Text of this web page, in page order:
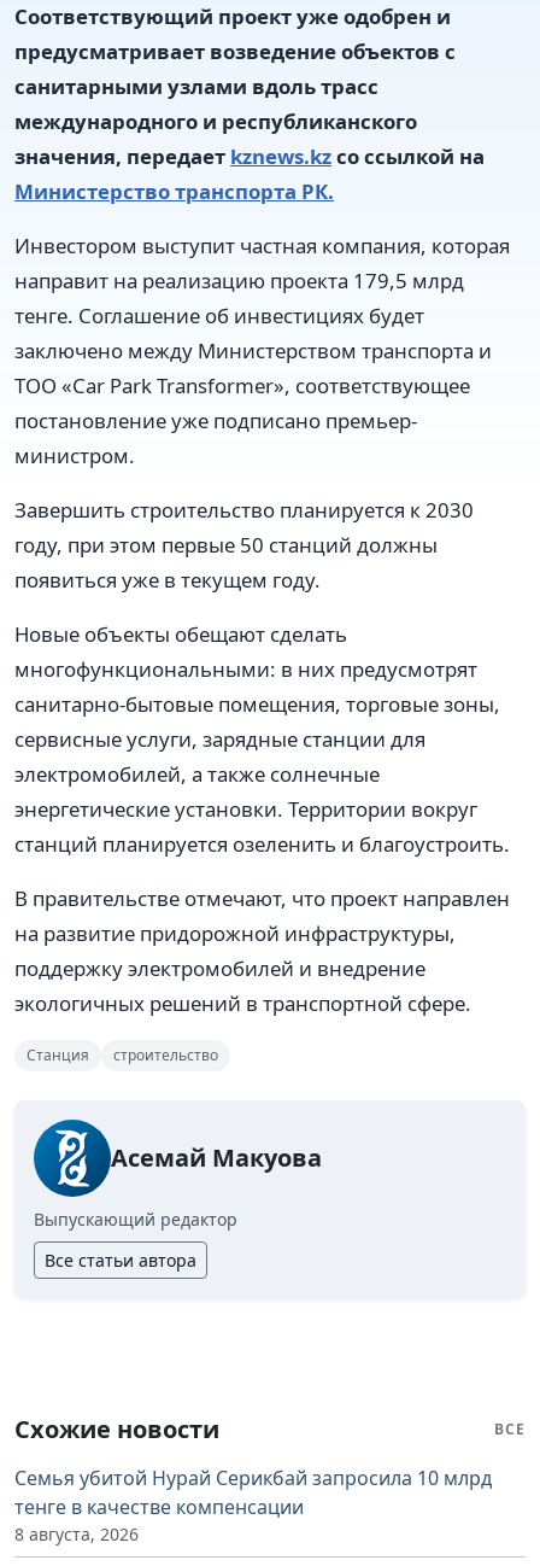
Соответствующий проект уже одобрен и
предусматривает возведение объектов с
санитарными узлами вдоль трасс
международного и республиканского
значения, передает kznews.kzсо ссылкой на
Министерство транспорта РК.
Инвестором выступит частная компания, которая
направит на реализацию проекта 179,5 млрд
тенге. Соглашение об инвестициях будет
заключено между Министерством транспорта и
ТОО «Car Park Transformer», соответствующее
постановление уже подписано премьер-
министром.
Завершить строительство планируется к 2030
году, при этом первые 50 станций должны
появиться уже в текущем году.
Новые объекты обещают сделать
многофункциональными: в них предусмотрят
санитарно-бытовые помещения, торговые зоны,
сервисные услуги, зарядные станции для
электромобилей, а также солнечные
энергетические установки. Территории вокруг
станций планируется озеленить и благоустроить.
В правительстве отмечают, что проект направлен
на развитие придорожной инфраструктуры,
поддержку электромобилей и внедрение
экологичных решений в транспортной сфере.
Станция строительство
Асемай Макуова
Выпускающий редактор
Все статьи автора
Схожие новости ВСЕ
Семья убитой Нурай Серикбай запросила 10 млрд
тенге в качестве компенсации
8 августа, 2026